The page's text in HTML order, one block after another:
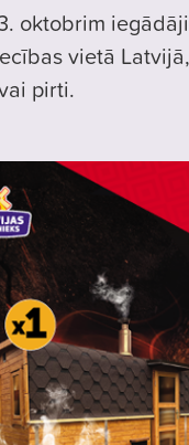
oktobrim
vietā
pirti.